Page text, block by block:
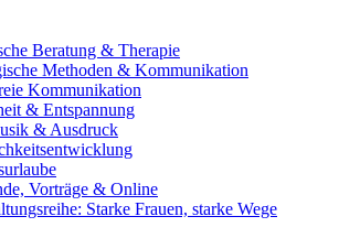
Beratung & Therapie
Methoden & Kommunikation
Kommunikation
& Entspannung
& Ausdruck
Vorträge & Online
Starke Frauen, starke Wege